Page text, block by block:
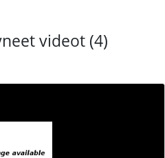
videot (4)